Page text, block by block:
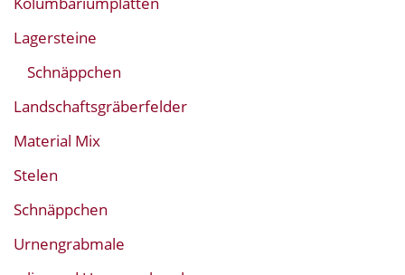
Lagersteine
Schnäppchen
Landschaftsgräberfelder
Material Mix
Stelen
Schnäppchen
Urnengrabmale